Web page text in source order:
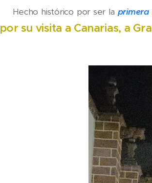
✨️ Hecho histórico por ser la primera
por su visita a Canarias, a